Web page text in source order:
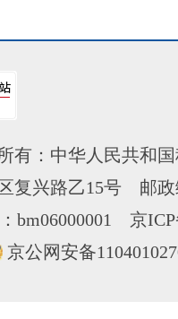
有：中华人民共和
复兴路乙15号 邮
bm06000001 京
京公网安备